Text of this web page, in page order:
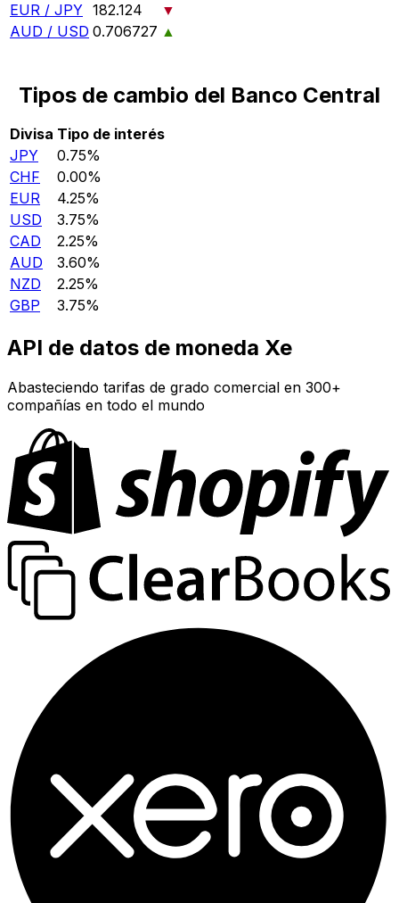
EUR / JPY 182.124
▼
AUD / USD 0.706727 ▲
Tipos de cambio del Banco Central
Divisa Tipo de interés
JPY
0.75%
CHF
0.00%
EUR
4.25%
USD
3.75%
CAD
2.25%
AUD
3.60%
NZD
2.25%
GBP
3.75%
API de datos de moneda Xe
Abasteciendo tarifas de grado comercial en 300+
compañías en todo el mundo